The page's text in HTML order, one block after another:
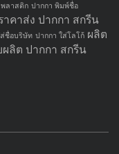
พลาสติก ปากกา พิมพ์ชื่อ
าคาส่ง ปากกา สกรีน
ส่ชื่อบริษัท ปากกา ใส่โลโก้ ผลิต
ผลิต ปากกา สกรีน